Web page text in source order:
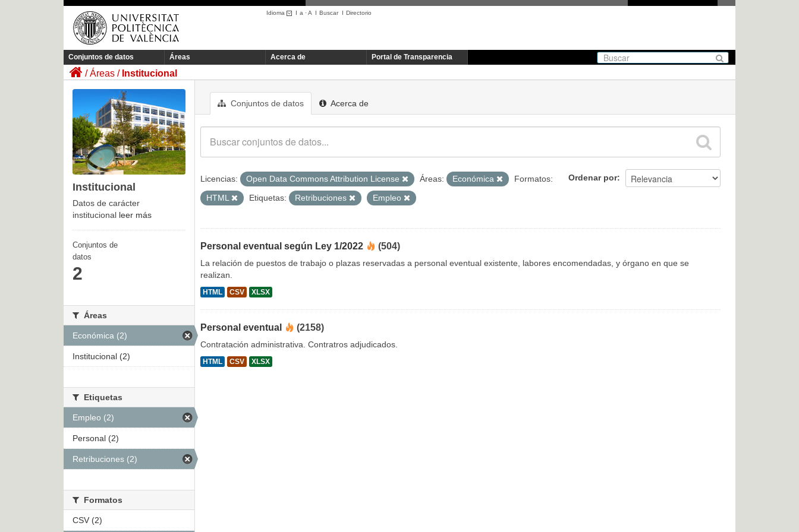
Idioma I a ·A I BuscarI Directorio
Conjuntos de datos Áreas Acerca de Portal de Transparencia
Áreas Institucional
Conjuntos de datos Acerca de
Ordenar por
Licencias: Open Data Commons Attribution License Áreas: Económica
Formatos:
HTML
Etiquetas: Retribuciones Empleo
Personal eventual según Ley 1/2022 (504)
La relación de puestos de trabajo o plazas reservadas a personal eventual existente, labores encomendadas, y órgano en que se
realizan.
HTML CSV XLSX
Personal eventual (2158)
Contratación administrativa. Contratros adjudicados.
HTML CSV XLSX
Institucional
Datos de carácter
institucional leer más
Conjuntos de
datos
2
Áreas
Económica (2)
Institucional (2)
Etiquetas
Empleo (2)
Personal (2)
Retribuciones (2)
Formatos
CSV (2)